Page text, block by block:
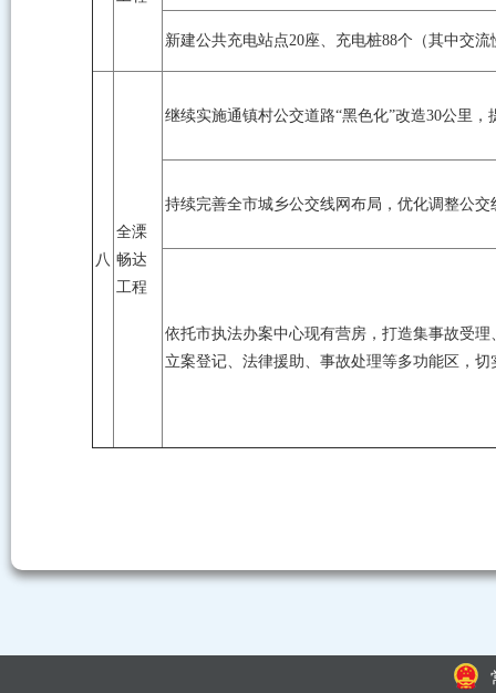
新建公共充电站点20座、充电桩88个（其中交
八
全溧
畅达
工程
继续实施通镇村公交道路“黑色化”改造30公里
持续完善全市城乡公交线网布局，优化调整公
依托市执法办案中心现有营房，打造集事故受
立案登记、法律援助、事故处理等多功能区，